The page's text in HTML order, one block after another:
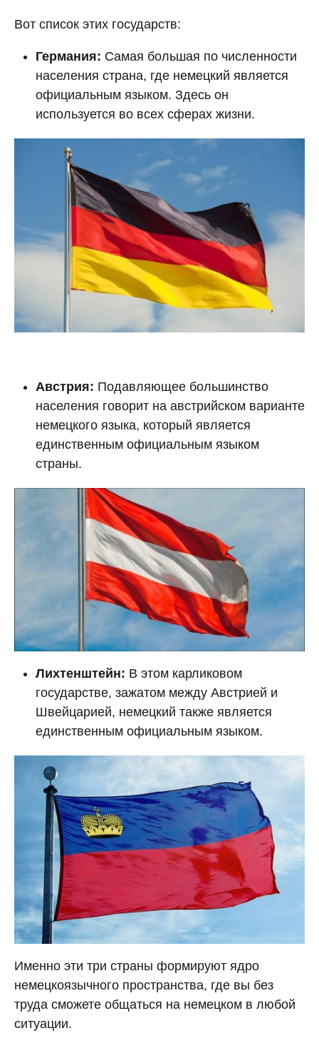
Вот список этих государств:
Германия: Самая большая по численности
населения страна, где немецкий является
официальным языком. Здесь он
используется во всех сферах жизни.
Австрия: Подавляющее большинство
населения говорит на австрийском варианте
немецкого языка, который является
единственным официальным языком
страны.
Лихтенштейн: В этом карликовом
государстве, зажатом между Австрией и
Швейцарией, немецкий также является
единственным официальным языком.
Именно эти три страны формируют ядро
немецкоязычного пространства, где вы без
труда сможете общаться на немецком в любой
ситуации.